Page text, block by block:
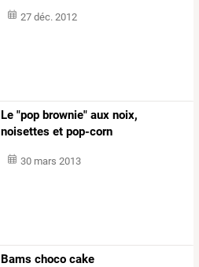
27 déc. 2012
Le "pop brownie" aux noix,
noisettes et pop-corn
30 mars 2013
Bams choco cake